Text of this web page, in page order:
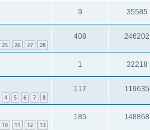
9 35585
25 26 27 28
408 246202
1 32218
4 5 6 7 8
117 119635
10 11 12 13
185 148868